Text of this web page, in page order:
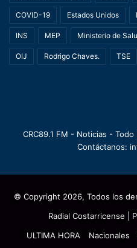
COVID-19 Estados Unidos
INS MEP Ministerio de
OIJ Rodrigo Chaves. TSE
CRC89.1 FM - Noticias -
Contáctanos:
© Copyright 2026, Todos los
Radial Costarricense |
ULTIMA HORA
Nacionales